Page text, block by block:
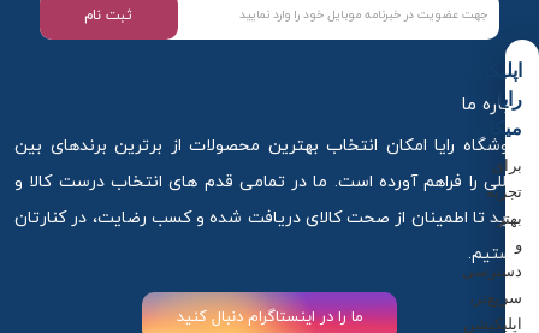
ثبت نام
درباره ما
فروشگاه رایا امکان انتخاب بهترین محصولات از برترین برندهای بین
المللی را فراهم آورده است. ما در تمامی قدم های انتخاب درست کالا و
خرید تا اطمینان از صحت کالای دریافت شده و کسب رضایت، در کنارتان
هستیم.
ما را در اینستاگرام دنبال کنید
اپلیکیشن
رایا
میکاپ
برای
تجربه
بهتر
و
دسترسی
سریع‌تر،
اپلیکیشن